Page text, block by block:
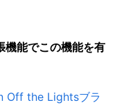
能でこの機能を有
Off the Lightsブラ